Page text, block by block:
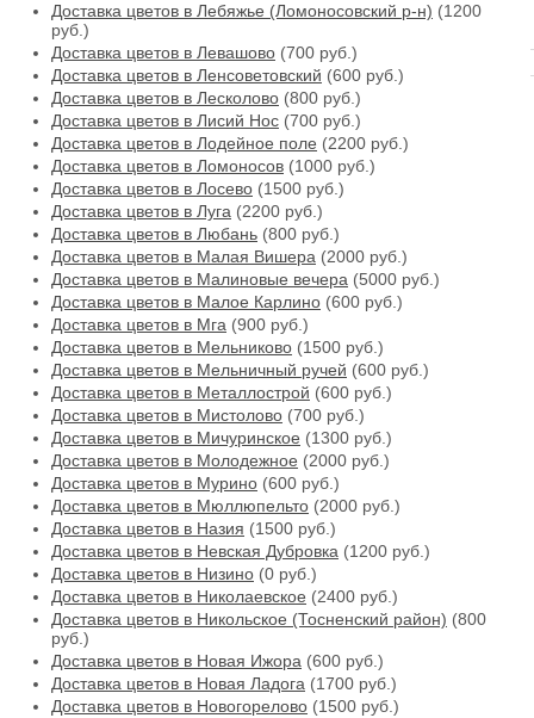
Доставка цветов в Лебяжье (Ломоносовский р-н) (1200
руб.)
Доставка цветов в Левашово (700 руб.)
Доставка цветов в Ленсоветовский (600 руб.)
Доставка цветов в Лесколово (800 руб.)
Доставка цветов в Лисий Нос (700 руб.)
Доставка цветов в Лодейное поле (2200 руб.)
Доставка цветов в Ломоносов (1000 руб.)
Доставка цветов в Лосево (1500 руб.)
Доставка цветов в Луга (2200 руб.)
Доставка цветов в Любань (800 руб.)
Доставка цветов в Малая Вишера (2000 руб.)
Доставка цветов в Малиновые вечера (5000 руб.)
Доставка цветов в Малое Карлино (600 руб.)
Доставка цветов в Мга (900 руб.)
Доставка цветов в Мельниково (1500 руб.)
Доставка цветов в Мельничный ручей (600 руб.)
Доставка цветов в Металлострой (600 руб.)
Доставка цветов в Мистолово (700 руб.)
Доставка цветов в Мичуринское (1300 руб.)
Доставка цветов в Молодежное (2000 руб.)
Доставка цветов в Мурино (600 руб.)
Доставка цветов в Мюллюпельто (2000 руб.)
Доставка цветов в Назия (1500 руб.)
Доставка цветов в Невская Дубровка (1200 руб.)
Доставка цветов в Низино (0 руб.)
Доставка цветов в Николаевское (2400 руб.)
Доставка цветов в Никольское (Тосненский район) (800
руб.)
Доставка цветов в Новая Ижора (600 руб.)
Доставка цветов в Новая Ладога (1700 руб.)
Доставка цветов в Новогорелово (1500 руб.)